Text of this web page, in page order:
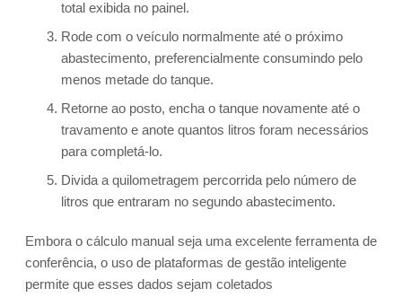
total exibida no painel.
Rode com o veículo normalmente até o próximo
abastecimento, preferencialmente consumindo pelo
menos metade do tanque.
Retorne ao posto, encha o tanque novamente até o
travamento e anote quantos litros foram necessários
para completá-lo.
Divida a quilometragem percorrida pelo número de
litros que entraram no segundo abastecimento.
Embora o cálculo manual seja uma excelente ferramenta de
conferência, o uso de plataformas de gestão inteligente
permite que esses dados sejam coletados